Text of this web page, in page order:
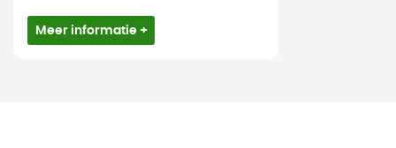
Meer informatie +